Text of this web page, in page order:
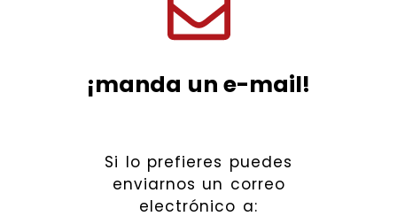
¡manda un e-mail!
Si lo prefieres puedes
enviarnos un correo
electrónico a: